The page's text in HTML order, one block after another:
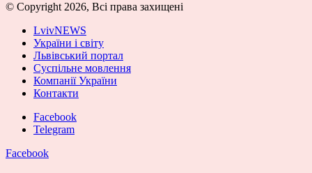
© Copyright 2026, Всі права захищені
LvivNEWS
України і світу
Львівський портал
Суспільне мовлення
Компанії України
Контакти
Facebook
Telegram
Facebook